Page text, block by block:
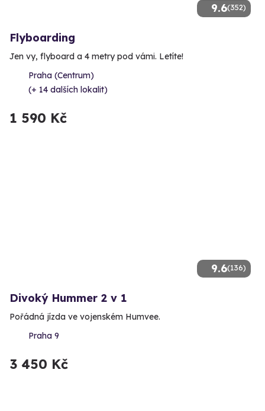
9.6(352)
Flyboarding
Jen vy, flyboard a 4 metry pod vámi. Letíte!
Praha (Centrum)
(+ 14 dalších lokalit)
1 590 Kč
9.6(136)
Divoký Hummer 2 v 1
Pořádná jízda ve vojenském Humvee.
Praha 9
3 450 Kč